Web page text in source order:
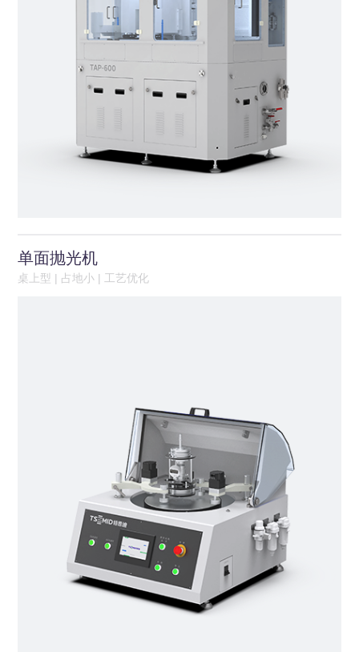
单面抛光机
桌上型 | 占地小 | 工艺优化